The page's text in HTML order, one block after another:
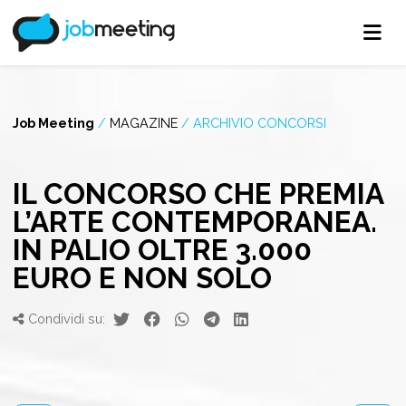
Job Meeting / MAGAZINE / ARCHIVIO CONCORSI
IL CONCORSO CHE PREMIA
L’ARTE CONTEMPORANEA.
IN PALIO OLTRE 3.000
EURO E NON SOLO
Condividi su: